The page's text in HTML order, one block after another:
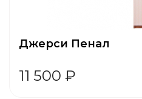
Джерси Пенал
11 500 ₽